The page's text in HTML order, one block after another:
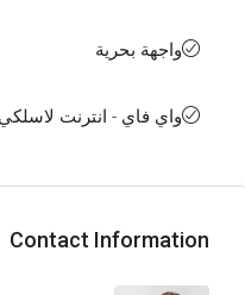
واجهة بحرية
واي فاي - انترنت لاسلكي
Contact Information